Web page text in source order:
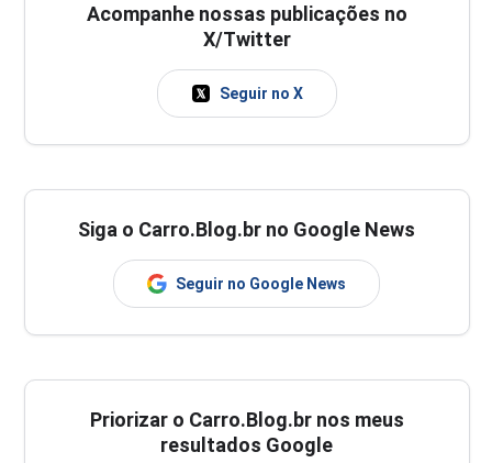
Acompanhe nossas publicações no
X/Twitter
Seguir no X
Siga o Carro.Blog.br no Google News
Seguir no Google News
Priorizar o Carro.Blog.br nos meus
resultados Google